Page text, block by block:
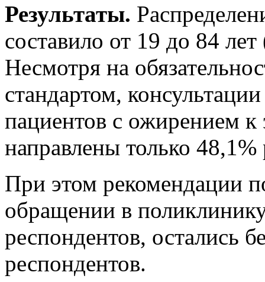
Результаты.
составило от 19 до 84
Несмотря на
стандартом,
пациентов с ожирением
направлены только 48,1%
При этом рекомендации
обращении в
респондентов, остались
респондентов.